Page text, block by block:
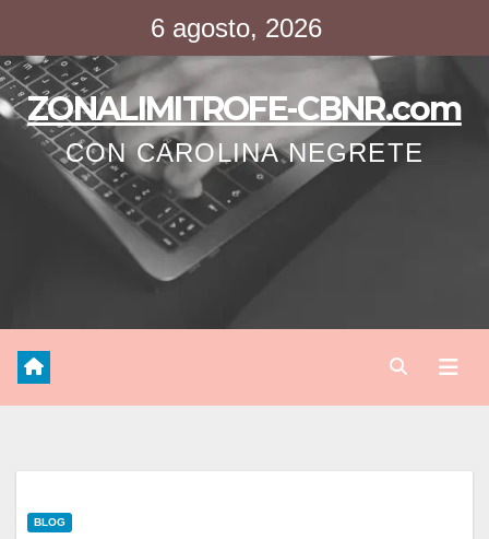
contenido
6 agosto, 2026
ZONALIMITROFE-CBNR.com
CON CAROLINA NEGRETE
BLOG